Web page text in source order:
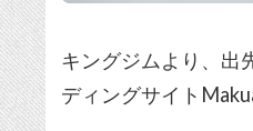
キングジムより、出
ディングサイト